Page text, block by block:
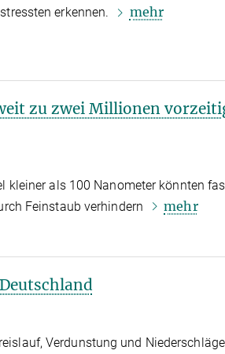
erkennen.
mehr
zu zwei Millionen
kleiner als 100 Nanometer könnten
Feinstaub verhindern
mehr
Verdunstung und